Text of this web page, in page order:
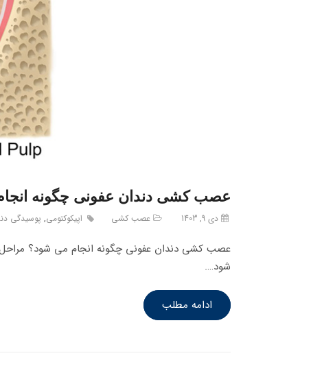
عصب کشی دندان عفونی چگونه
دی 9, 1403 عصب کشی اپیکوکتومی, پوسیدگی
عصب کشی دندان عفونی چگونه انجام می شود؟
شود….
ادامه مطلب